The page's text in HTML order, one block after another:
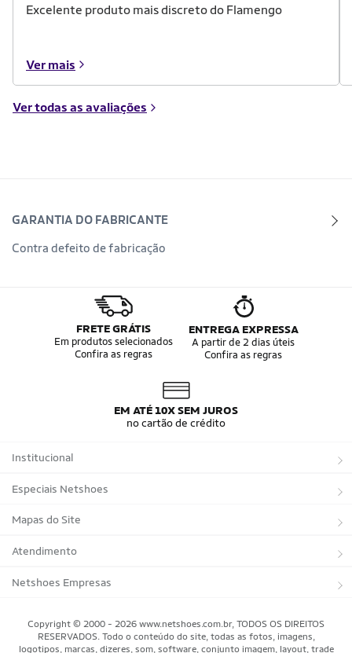
Excelente produto mais discreto do Flamengo
Ver mais
Ver todas as avaliações
GARANTIA DO FABRICANTE
Contra defeito de fabricação
FRETE GRÁTIS
Em produtos selecionados
Confira as regras
ENTREGA EXPRESSA
A partir de 2 dias úteis
Confira as regras
EM ATÉ 10X SEM JUROS
no cartão de crédito
Institucional
Sobre a Netshoes
Política de Privacidade
Programa de Afiliados
Regulamentos
Programa de Integridade
Especiais Netshoes
Suplementos
Corrida
Bicicletas
Mapas do Site
Marcas
Tipos de Produtos
Atendimento
Trocas e devoluções
Minha Conta
Netshoes Empresas
Copyright © 2000 - 2026 www.netshoes.com.br, TODOS OS DIREITOS
RESERVADOS. Todo o conteúdo do site, todas as fotos, imagens,
logotipos, marcas, dizeres, som, software, conjunto imagem, layout, trade